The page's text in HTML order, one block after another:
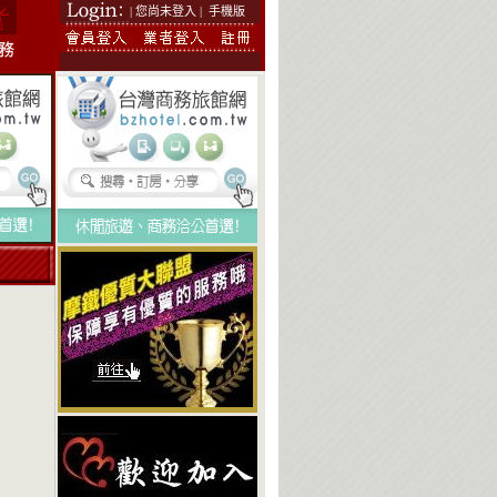
| 您尚未登入 | 手機版